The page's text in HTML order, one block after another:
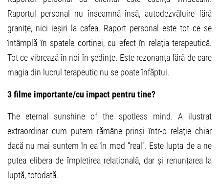
Raportul personal nu înseamnă însă, autodezvăluire fără
granițe, nici ieșiri la cafea. Raport personal este tot ce se
întâmplă în spatele cortinei, cu efect în relația terapeutică.
Tot ce vibrează în noi în ședințe. Este rezonanța fără de care
magia din lucrul terapeutic nu se poate înfăptui.
3 filme importante/cu impact pentru tine?
The eternal sunshine of the spotless mind. A ilustrat
extraordinar cum putem rămâne prinși într-o relație chiar
dacă nu mai suntem în ea în mod “real”. Este lupta de a ne
putea elibera de împletirea relatională, dar și renunțarea la
luptă, totodată.